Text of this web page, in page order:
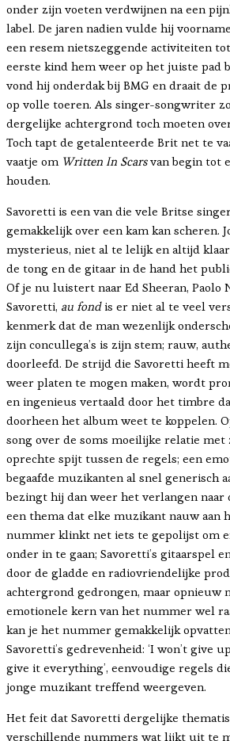
onder zijn voeten verdwijnen na een
label. De jaren nadien vulde hij
een resem nietszeggende activiteiten
eerste kind hem weer op het juiste pad
vond hij onderdak bij BMG en draait de
op volle toeren. Als singer-songwriter
dergelijke achtergrond toch moeten
Toch tapt de getalenteerde Brit net te
vaatje om Written In Scarsvan begin tot
houden.
Savoretti is een van die vele Britse
gemakkelijk over een kam kan scheren.
mysterieus, niet al te lelijk en altijd
de tong en de gitaar in de hand het
Of je nu luistert naar Ed Sheeran, Paolo
Savoretti, au fondis er niet al te veel
kenmerk dat de man wezenlijk
zijn concullega’s is zijn stem; rauw,
doorleefd. De strijd die Savoretti heeft
weer platen te mogen maken, wordt
en ingenieus vertaald door het timbre
doorheen het album weet te koppelen.
song over de soms moeilijke relatie
oprechte spijt tussen de regels; een
begaafde muzikanten al snel generisch
bezingt hij dan weer het verlangen naar
een thema dat elke muzikant nauw aan
nummer klinkt net iets te gepolijst om
onder in te gaan; Savoretti’s gitaarspel
door de gladde en radiovriendelijke
achtergrond gedrongen, maar opnieuw
emotionele kern van het nummer wel
kan je het nummer gemakkelijk
Savoretti’s gedrevenheid: ‘I won’t give
give it everything’, eenvoudige regels
jonge muzikant treffend weergeven.
Het feit dat Savoretti dergelijke
verschillende nummers wat lijkt uit te